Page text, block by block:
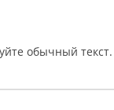
обычный текст.